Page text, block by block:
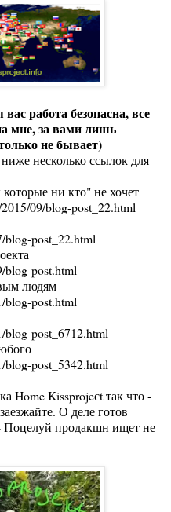
работа безопасна, все
мне, за вами лишь
не бывает)
несколько ссылок для
ни кто" не хочет
09/blog-post_22.html
blog-post_22.html
blog-post.html
людям
blog-post.html
blog-post_6712.html
blog-post_5342.html
Home Kissprojeсt так что -
О деле готов
продакшн ищет не